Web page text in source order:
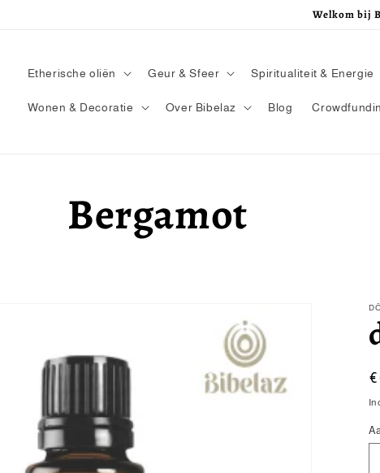
Welkom bij
Etherische oliën Geur & Sfeer Spiritualiteit & Energie
Wonen & Decoratie Over Bibelaz Blog
Bergamot